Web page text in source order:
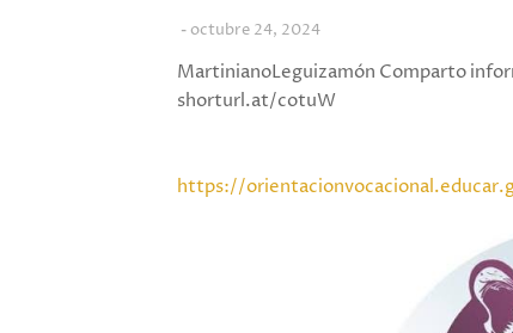
octubre 24, 2024
MartinianoLeguizamón Comparto
shorturl.at/cotuW
https://